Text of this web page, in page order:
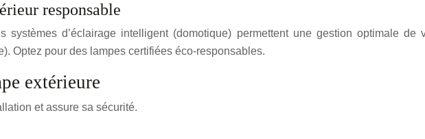
responsable
d’éclairage intelligent (domotique) permettent une gestion optimale de
Optez pour des lampes certifiées éco-responsables.
extérieure
et assure sa sécurité.